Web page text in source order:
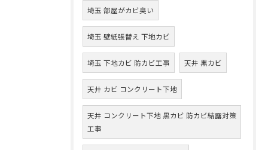
埼玉 部屋がカビ臭い
埼玉 壁紙張替え 下地カビ
埼玉 下地カビ 防カビ工事 天井 黒カビ
天井 カビ コンクリート下地
天井 コンクリート下地 黒カビ 防カビ結露対策
工事